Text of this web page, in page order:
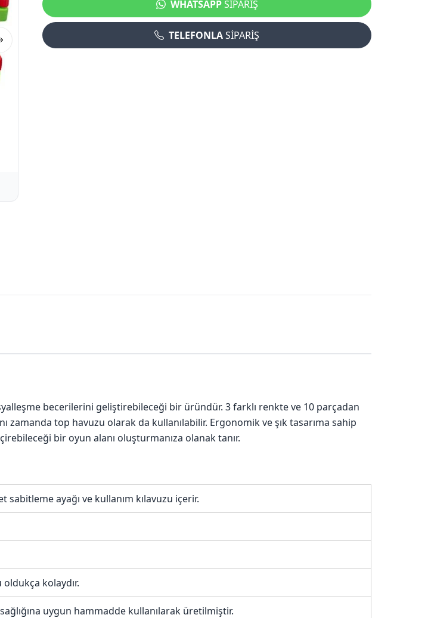
WHATSAPP SİPARİŞ
TELEFONLASİPARİŞ
becerilerini geliştirebileceği bir üründür. 3 farklı renkte ve 10 parçadan
zamanda top havuzu olarak da kullanılabilir. Ergonomik ve şık tasarıma sahip
bir oyun alanı oluşturmanıza olanak tanır.
sabitleme ayağı ve kullanım kılavuzu içerir.
kolaydır.
uygun hammadde kullanılarak üretilmiştir.